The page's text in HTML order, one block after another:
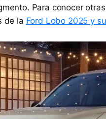
Para conocer
de la Ford Lobo 2025 y